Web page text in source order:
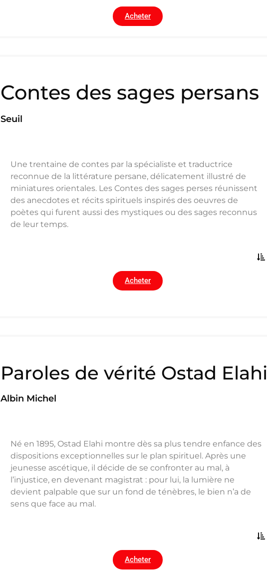
Acheter
Contes des sages persans
Seuil
Une trentaine de contes par la spécialiste et traductrice
reconnue de la littérature persane, délicatement illustré de
miniatures orientales. Les Contes des sages perses réunissent
des anecdotes et récits spirituels inspirés des oeuvres de
poètes qui furent aussi des mystiques ou des sages reconnus
de leur temps.
Acheter
Paroles de vérité Ostad Elahi
Albin Michel
Né en 1895, Ostad Elahi montre dès sa plus tendre enfance des
dispositions exceptionnelles sur le plan spirituel. Après une
jeunesse ascétique, il décide de se confronter au mal, à
l’injustice, en devenant magistrat : pour lui, la lumière ne
devient palpable que sur un fond de ténèbres, le bien n’a de
sens que face au mal.
Acheter